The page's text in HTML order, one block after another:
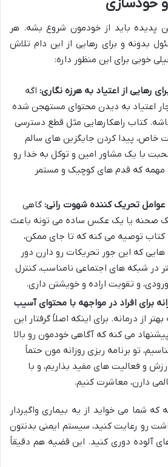
پدیده باید از خودمون شروع بشه. هر
بدونه و برای رهایی از این دام تلاش
خوبی برای این منظور داره:
رهایی از اعتیاد به هرزه نگاری: اگه
اعتیاد به دیدن محتوای مستهجن شده
باشه. کتاب راهکارهایی مثل قطع دسترسی
خاص، پیدا کردن جایگزین های سالم
با یک مشاور امین و توکل به خدا رو
مهمه که قدم های کوچیک و مستمر
تحریک کننده شهوت رانی: گاهی
صحنه یا یک عکس ساده می تونه باعث
توصیه می کنه که تا جای ممکن،
که این جور تحریکات رو دارن دور
در شبکه های اجتماعی نامناسب، کنترل
و تقویت اراده و خویشتن داری.
برای افراد در مواجهه با محتوای آسیب
از درمانه. برای اینکه اصلاً گرفتار این
می کنه که آگاهی خودمون رو بالا
تو برنامه ریزی روزانه مون حتماً
و فعالیت های مفید بذاریم، و با
دارن، معاشرت کنیم.
که شما می خواید از یه بیماری واگیردار
رو رعایت کنید، سیستم ایمنی بدنتون
آلوده دوری کنید. این قضیه هم دقیقاً